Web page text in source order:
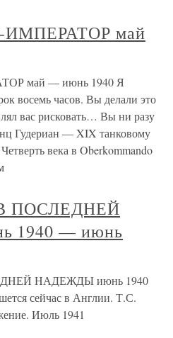
ИМПЕРАТОР май
май — июнь 1940 Я
восемь часов. Вы делали это
вас рисковать… Вы ни разу
Гудериан — XIX танковому
века в Oberkommando
ПОСЛЕДНЕЙ
1940 — июнь
НАДЕЖДЫ июнь 1940
сейчас в Англии. Т.С.
Июль 1941